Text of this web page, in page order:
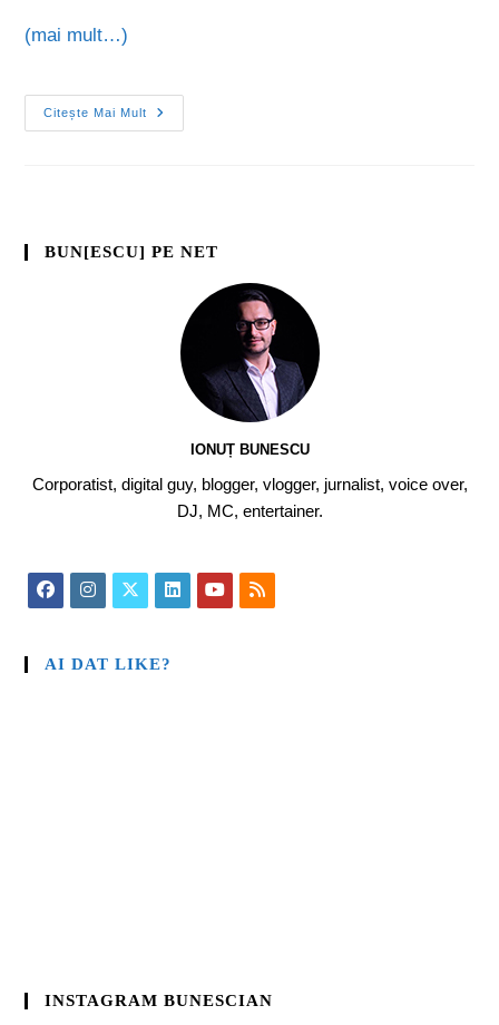
(mai mult…)
Citește Mai Mult
BUN[ESCU] PE NET
IONUȚ BUNESCU
Corporatist, digital guy, blogger, vlogger, jurnalist, voice over,
DJ, MC, entertainer.
AI DAT LIKE?
INSTAGRAM BUNESCIAN